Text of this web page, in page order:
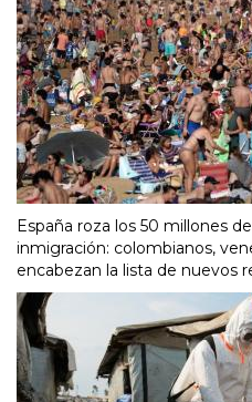
España roza los 50 millones
inmigración: colombianos,
encabezan la lista de nuevos